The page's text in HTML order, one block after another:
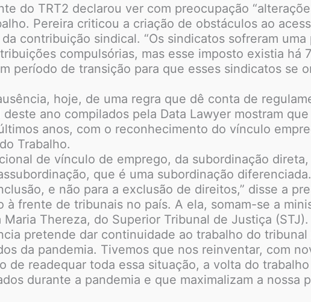
do TRT2 declarou ver com preocupação
Pereira criticou a criação de obstáculos ao
contribuição sindical. “Os sindicatos sofreram
compulsórias, mas esse imposto existia há
período de transição para que esses sindicatos se
hoje, de uma regra que dê conta de
ano compilados pela Data Lawyer mostram
anos, com o reconhecimento do vínculo
Trabalho.
de vínculo de emprego, da subordinação
que é uma subordinação
e não para a exclusão de direitos,” disse a
frente de tribunais no país. A ela, somam-se a
Thereza, do Superior Tribunal de Justiça (STJ).
pretende dar continuidade ao trabalho do
da pandemia. Tivemos que nos reinventar, com
de readequar toda essa situação, a volta do
durante a pandemia e que maximalizam a nossa